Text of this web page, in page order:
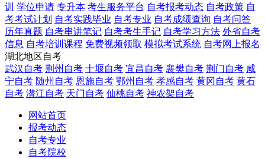
训 学位申请 专升本 考生服务平台 自考报考动态 自考政策 自
考考试计划 自考实践毕业 自考专业 自考成绩查询 自考问答
历年真题 自考串讲笔记 自考考生手记 自考学习方法 外省自考
信息 自考培训课程 免费视频领取 模拟考试系统 自考网上报名
湖北地区自考
武汉自考 荆州自考 十堰自考 宜昌自考 襄樊自考 荆门自考 咸
宁自考 随州自考 恩施自考 鄂州自考 孝感自考 黄冈自考 黄石
自考 潜江自考 天门自考 仙桃自考 神农架自考
网站首页
报考动态
自考专业
自考院校